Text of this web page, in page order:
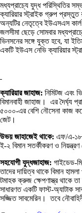
মধ্যপ্রাচ্যে যুদ্ধ পরিস্থিতির
ক্যারিয়ার স্ট্রাইক গ্রুপ প্রস্তুত
অন্যটির নেতৃত্বে ইউএসএস
জলসীমা ছেড়ে সোমবার
ভিনসনের সঙ্গে যুক্ত হবে, যা
একটি ইউএস নেভি ক্যারিয়ার
ক্যারিয়ার জাহাজ: নিমিটজ এবং
বিমানবাহী জাহাজ। এর
৫০০০-এর বেশি নৌসেনা কাজ
জেট।
উভয় জাহাজেই থাকে: এফ/এ-১৮
ই-২ বিমান সতর্কীকরণ ও
সহযোগী যুদ্ধজাহাজ: গাইডেড-
তাদের দায়িত্ব থাকে বিমান
টমাহক ক্রুজ ক্ষেপণাস্ত্র থাকে
সাধারণত একটি ফাস্ট-অ্যাটাক
সজ্জিত সাবমেরিন। তবে